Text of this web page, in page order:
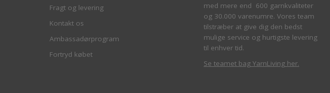
Fragt og levering
Kontakt os
Ambassadørprogram
Fortryd købet
med mere end 600 garnkvaliteter
og 30.000 varenumre. Vores team
tilstræber at give dig den bedst
mulige service og hurtigste levering
til enhver tid.
Se teamet bag YarnLiving her.